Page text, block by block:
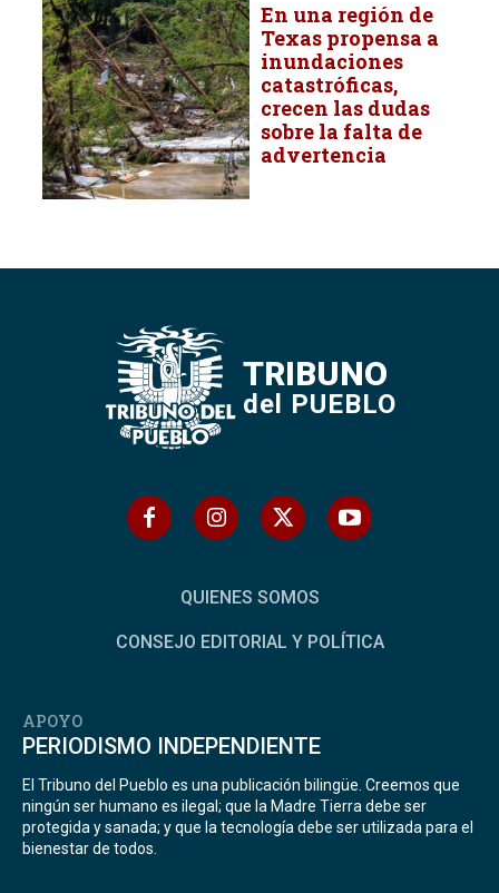
En una región de
Texas propensa a
inundaciones
catastróficas,
crecen las dudas
sobre la falta de
advertencia
TRIBUNO
del PUEBLO
QUIENES SOMOS
CONSEJO EDITORIAL Y POLÍTICA
APOYO
PERIODISMO INDEPENDIENTE
El Tribuno del Pueblo es una publicación bilingüe. Creemos que
ningún ser humano es ilegal; que la Madre Tierra debe ser
protegida y sanada; y que la tecnología debe ser utilizada para el
bienestar de todos.